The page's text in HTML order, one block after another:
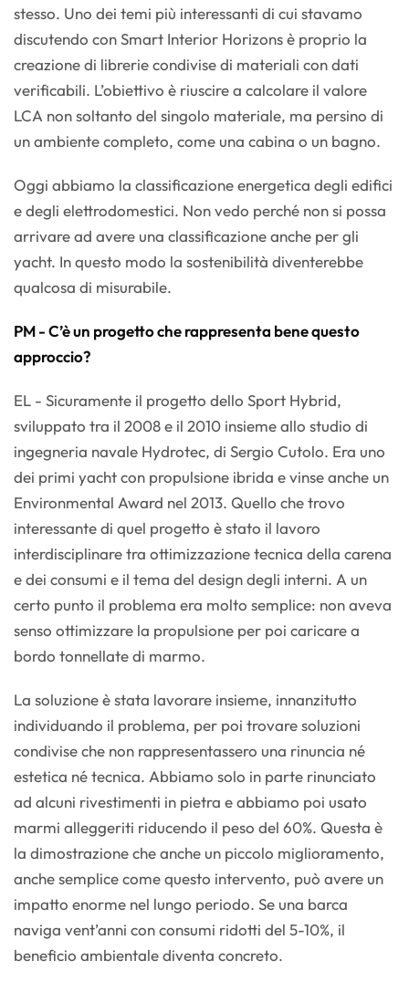
stesso. Uno dei temi più interessanti di cui stavamo
discutendo con Smart Interior Horizons è proprio la
creazione di librerie condivise di materiali con dati
verificabili. L’obiettivo è riuscire a calcolare il valore
LCA non soltanto del singolo materiale, ma persino di
un ambiente completo, come una cabina o un bagno.
Oggi abbiamo la classificazione energetica degli edifici
e degli elettrodomestici. Non vedo perché non si possa
arrivare ad avere una classificazione anche per gli
yacht. In questo modo la sostenibilità diventerebbe
qualcosa di misurabile.
PM - C’è un progetto che rappresenta bene questo
approccio?
EL - Sicuramente il progetto dello Sport Hybrid,
sviluppato tra il 2008 e il 2010 insieme allo studio di
ingegneria navale Hydrotec, di Sergio Cutolo. Era uno
dei primi yacht con propulsione ibrida e vinse anche un
Environmental Award nel 2013. Quello che trovo
interessante di quel progetto è stato il lavoro
interdisciplinare tra ottimizzazione tecnica della carena
e dei consumi e il tema del design degli interni. A un
certo punto il problema era molto semplice: non aveva
senso ottimizzare la propulsione per poi caricare a
bordo tonnellate di marmo.
La soluzione è stata lavorare insieme, innanzitutto
individuando il problema, per poi trovare soluzioni
condivise che non rappresentassero una rinuncia né
estetica né tecnica. Abbiamo solo in parte rinunciato
ad alcuni rivestimenti in pietra e abbiamo poi usato
marmi alleggeriti riducendo il peso del 60%. Questa è
la dimostrazione che anche un piccolo miglioramento,
anche semplice come questo intervento, può avere un
impatto enorme nel lungo periodo. Se una barca
naviga vent’anni con consumi ridotti del 5-10%, il
beneficio ambientale diventa concreto.